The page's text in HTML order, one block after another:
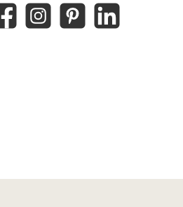
InstagramPinterestLinkedIn